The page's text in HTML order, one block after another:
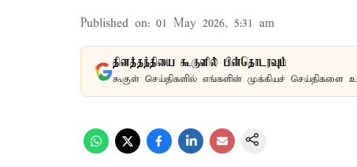
Published on: 01 May 2026, 5:31 am
தினத்தந்தியை கூகுளில் பின்தொடரவும்
கூகுள் செய்திகளில் எங்களின் முக்கியச் செய்திகளை